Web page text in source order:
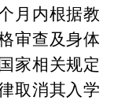
月内根据教
审查及身体
家相关规定
取消其入学